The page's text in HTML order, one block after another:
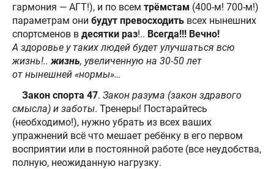
гармония — АГТ!), и по всем трёмстам (400-м! 700-м!)
параметрам они будут превосходить всех нынешних
спортсменов в десятки раз!.. Всегда!!! Вечно!
А здоровье у таких людей будет улучшаться всю
жизнь!..жизнь, увеличенную на 30-50 лет
от нынешней «нормы»…
Закон спорта 47. Закон разума (закон здравого
смысла) и заботы. Тренеры! Постарайтесь
(необходимо!), нужно убрать из всех ваших
упражнений всё что мешает ребёнку в его первом
восприятии или в постоянной работе (все неудобства,
полную, неожиданную нагрузку.